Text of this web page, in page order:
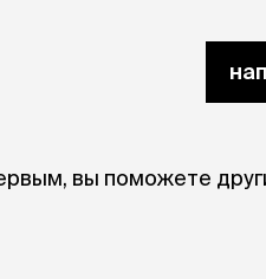
вы поможете